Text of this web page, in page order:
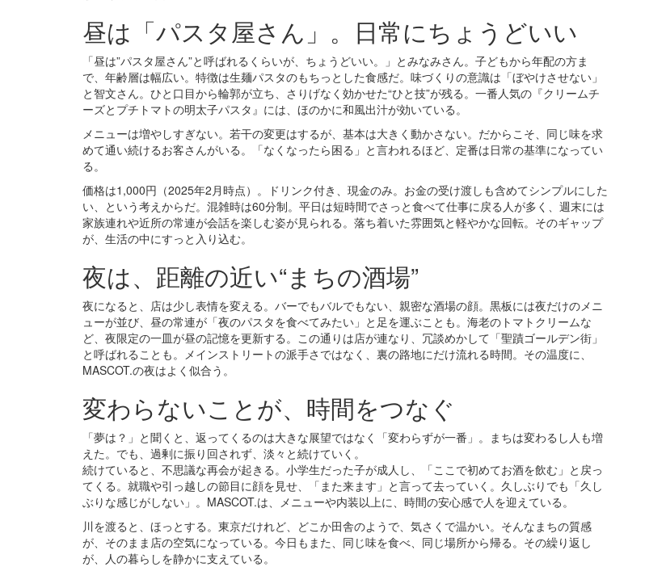
昼は「パスタ屋さん」。日常にちょうどいい
「昼は”パスタ屋さん”と呼ばれるくらいが、ちょうどいい。」とみなみさん。子どもから年配の方ま
で、年齢層は幅広い。特徴は生麺パスタのもちっとした食感だ。味づくりの意識は「ぼやけさせない」
と智文さん。ひと口目から輪郭が立ち、さりげなく効かせた“ひと技”が残る。一番人気の『クリームチ
ーズとプチトマトの明太子パスタ』には、ほのかに和風出汁が効いている。
メニューは増やしすぎない。若干の変更はするが、基本は大きく動かさない。だからこそ、同じ味を求
めて通い続けるお客さんがいる。「なくなったら困る」と言われるほど、定番は日常の基準になってい
る。
価格は1,000円（2025年2月時点）。ドリンク付き、現金のみ。お金の受け渡しも含めてシンプルにした
い、という考えからだ。混雑時は60分制。平日は短時間でさっと食べて仕事に戻る人が多く、週末には
家族連れや近所の常連が会話を楽しむ姿が見られる。落ち着いた雰囲気と軽やかな回転。そのギャップ
が、生活の中にすっと入り込む。
夜は、距離の近い“まちの酒場”
夜になると、店は少し表情を変える。バーでもバルでもない、親密な酒場の顔。黒板には夜だけのメニ
ューが並び、昼の常連が「夜のパスタを食べてみたい」と足を運ぶことも。海老のトマトクリームな
ど、夜限定の一皿が昼の記憶を更新する。この通りは店が連なり、冗談めかして「聖蹟ゴールデン街」
と呼ばれることも。メインストリートの派手さではなく、裏の路地にだけ流れる時間。その温度に、
MASCOT.の夜はよく似合う。
変わらないことが、時間をつなぐ
「夢は？」と聞くと、返ってくるのは大きな展望ではなく「変わらずが一番」。まちは変わるし人も増
えた。でも、過剰に振り回されず、淡々と続けていく。
続けていると、不思議な再会が起きる。小学生だった子が成人し、「ここで初めてお酒を飲む」と戻っ
てくる。就職や引っ越しの節目に顔を見せ、「また来ます」と言って去っていく。久しぶりでも「久し
ぶりな感じがしない」。MASCOT.は、メニューや内装以上に、時間の安心感で人を迎えている。
川を渡ると、ほっとする。東京だけれど、どこか田舎のようで、気さくで温かい。そんなまちの質感
が、そのまま店の空気になっている。今日もまた、同じ味を食べ、同じ場所から帰る。その繰り返し
が、人の暮らしを静かに支えている。